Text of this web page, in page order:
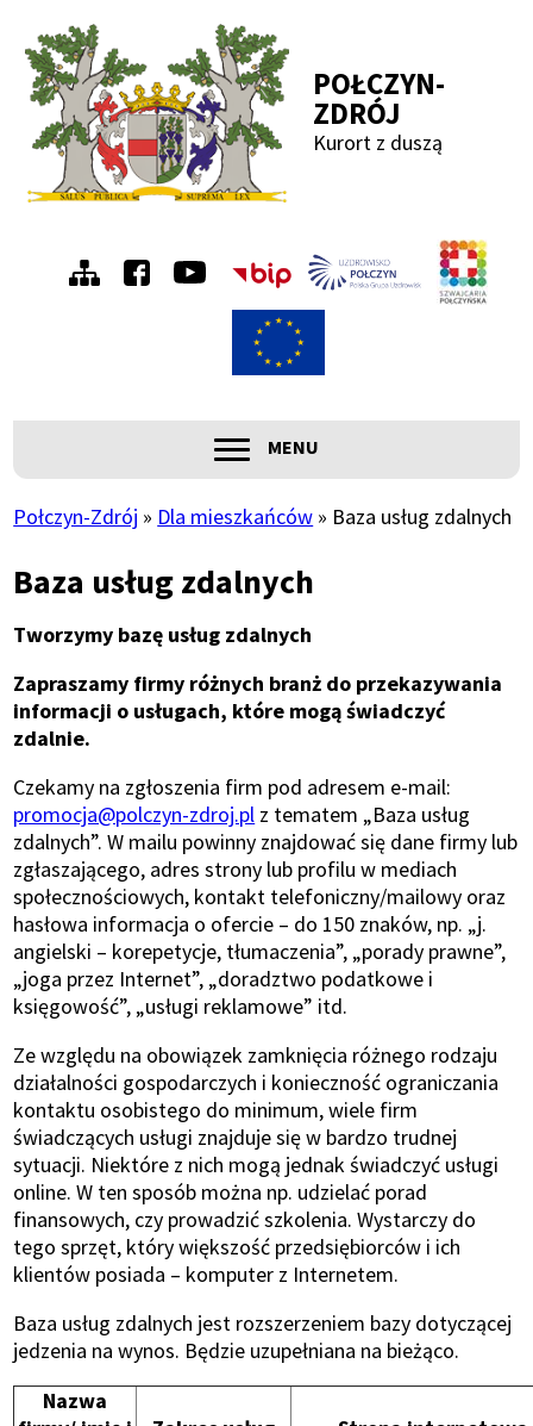
Przejdź
do
menu
Przejdź
do
treści
Przejdź
do
wyszukiwania
Przejdź
do
stopki
POŁCZYN-
ZDRÓJ
Kurort z duszą
Menu
prawe
Główna
nawigacja
ROZWIŃ
MENU
nawigacyjna
Połczyn-Zdrój Dla mieszkańców Baza usług zdalnych
Baza usług zdalnych
Tworzymy bazę usług zdalnych
Zapraszamy firmy różnych branż do przekazywania
informacji o usługach, które mogą świadczyć
zdalnie.
Czekamy na zgłoszenia firm pod adresem e-mail:
promocja@polczyn-zdroj.pl z tematem „Baza usług
zdalnych”. W mailu powinny znajdować się dane firmy lub
zgłaszającego, adres strony lub profilu w mediach
społecznościowych, kontakt telefoniczny/mailowy oraz
hasłowa informacja o ofercie – do 150 znaków, np. „j.
angielski – korepetycje, tłumaczenia”, „porady prawne”,
„joga przez Internet”, „doradztwo podatkowe i
księgowość”, „usługi reklamowe” itd.
Ze względu na obowiązek zamknięcia różnego rodzaju
działalności gospodarczych i konieczność ograniczania
kontaktu osobistego do minimum, wiele firm
świadczących usługi znajduje się w bardzo trudnej
sytuacji. Niektóre z nich mogą jednak świadczyć usługi
online. W ten sposób można np. udzielać porad
finansowych, czy prowadzić szkolenia. Wystarczy do
tego sprzęt, który większość przedsiębiorców i ich
klientów posiada – komputer z Internetem.
Baza usług zdalnych jest rozszerzeniem bazy dotyczącej
jedzenia na wynos. Będzie uzupełniana na bieżąco.
Nazwa